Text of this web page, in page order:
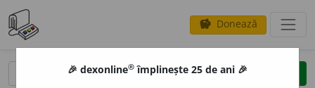
savings Donează
clear
🎉 dexonline® împlinește 25 de ani 🎉